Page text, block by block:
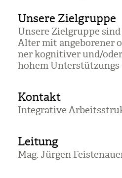
Unsere Zielgruppe
Unsere Ziel­gruppe
Alter mit ange­bo­re­ner
ner kogni­ti­ver und/​
hohem
Kontakt
Integrative
Leitung
Mag. Jürgen